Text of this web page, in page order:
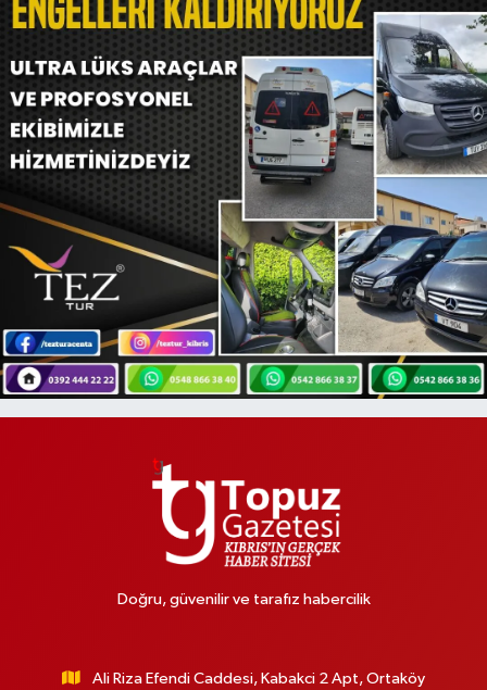
Doğru, güvenilir ve tarafız habercilik
Ali Riza Efendi Caddesi, Kabakci 2 Apt, Ortaköy